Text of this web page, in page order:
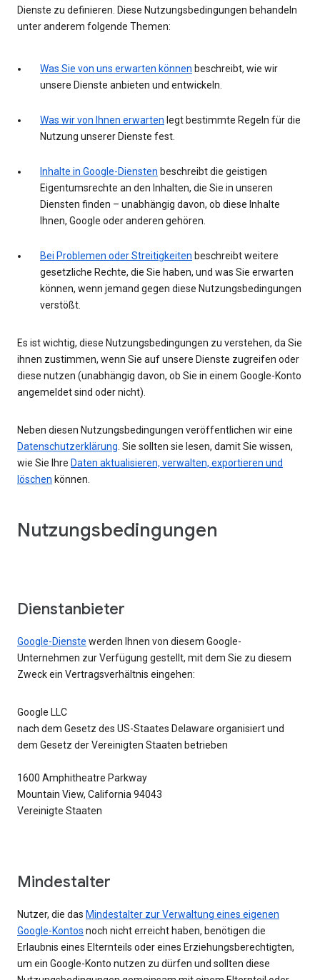
Dienste zu definieren. Diese Nutzungsbedingungen behandeln
unter anderem folgende Themen:
Was Sie von uns erwarten können beschreibt, wie wir
unsere Dienste anbieten und entwickeln.
Was wir von Ihnen erwarten legt bestimmte Regeln für die
Nutzung unserer Dienste fest.
Inhalte in Google-Diensten beschreibt die geistigen
Eigentumsrechte an den Inhalten, die Sie in unseren
Diensten finden – unabhängig davon, ob diese Inhalte
Ihnen, Google oder anderen gehören.
Bei Problemen oder Streitigkeiten beschreibt weitere
gesetzliche Rechte, die Sie haben, und was Sie erwarten
können, wenn jemand gegen diese Nutzungsbedingungen
verstößt.
Es ist wichtig, diese Nutzungsbedingungen zu verstehen, da Sie
ihnen zustimmen, wenn Sie auf unsere Dienste zugreifen oder
diese nutzen (unabhängig davon, ob Sie in einem Google-Konto
angemeldet sind oder nicht).
Neben diesen Nutzungsbedingungen veröffentlichen wir eine
Datenschutzerklärung . Sie sollten sie lesen, damit Sie wissen,
wie Sie Ihre Daten aktualisieren, verwalten, exportieren und
löschen können.
Nutzungsbedingungen
Dienstanbieter
Google-Dienste werden Ihnen von diesem Google-
Unternehmen zur Verfügung gestellt, mit dem Sie zu diesem
Zweck ein Vertragsverhältnis eingehen:
Google LLC
nach dem Gesetz des US-Staates Delaware organisiert und
dem Gesetz der Vereinigten Staaten betrieben
1600 Amphitheatre Parkway
Mountain View, California 94043
Vereinigte Staaten
Mindestalter
Nutzer, die das Mindestalter zur Verwaltung eines eigenen
Google-Kontos noch nicht erreicht haben, benötigen die
Erlaubnis eines Elternteils oder eines Erziehungsberechtigten,
um ein Google-Konto nutzen zu dürfen und sollten diese